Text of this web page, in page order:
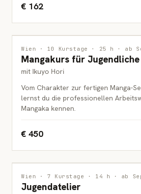
€ 162
ZEICHNUNG
JUGENDLICHE
Wien · 10 Kurstage · 25 h · ab
Mangakurs für Jugendliche
mit Ikuyo Hori
Vom Charakter zur fertigen Manga-
lernst du die professionellen
Mangaka kennen.
€ 450
MALEREI
JUGENDLICHE
Wien · 7 Kurstage · 14 h · ab
Jugendatelier